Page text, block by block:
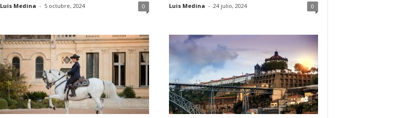
Luis Medina - 5 octubre, 2024 0 Luis Medina - 24 julio, 2024 0